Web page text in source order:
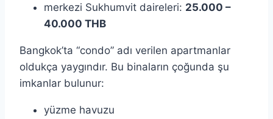
merkezi Sukhumvit daireleri: 25.000 –
40.000 THB
Bangkok’ta “condo” adı verilen apartmanlar
oldukça yaygındır. Bu binaların çoğunda şu
imkanlar bulunur:
yüzme havuzu